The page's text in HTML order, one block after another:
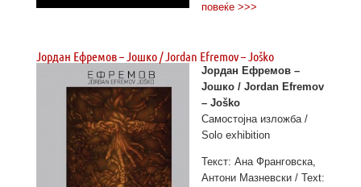
повеќе >>>
Јордан Ефремов – Јошко / Jordan Efremov – Joško
Јордан Ефремов –
Јошко / Jordan Efremov
– Joško
Самостојна изложба /
Solo exhibition
Текст: Ана Франговска,
Антони Мазневски / Text: